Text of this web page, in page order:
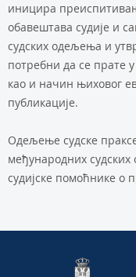
иницира
обавештава судије и
судских одељења и
потребни да се прате
као и начин њиховог
публикације.
Одељење судске
међународних судских
судијске помоћнике о